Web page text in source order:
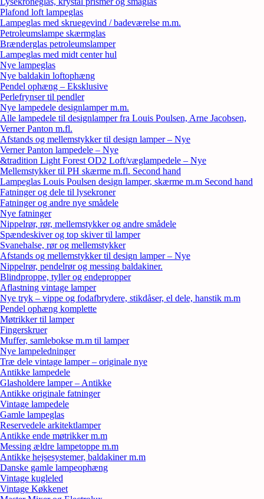
Plafond loft lampeglas
Lampeglas med skruegevind / badeværelse m.m.
Petroleumslampe skærmglas
Brænderglas petroleumslamper
Lampeglas med midt center hul
Nye lampeglas
Nye baldakin loftophæng
Pendel ophæng – Eksklusive
Perlefrynser til pendler
Nye lampedele designlamper m.m.
Alle lampedele til designlamper fra Louis Poulsen, Arne Jacobsen,
Verner Panton m.fl.
Afstands og mellemstykker til design lamper – Nye
Verner Panton lampedele – Nye
&tradition Light Forest OD2 Loft/væglampedele – Nye
Mellemstykker til PH skærme m.fl. Second hand
Lampeglas Louis Poulsen design lamper, skærme m.m Second hand
Fatninger og dele til lysekroner
Fatninger og andre nye smådele
Nye fatninger
Nippelrør, rør, mellemstykker og andre smådele
Spændeskiver og top skiver til lamper
Svanehalse, rør og mellemstykker
Afstands og mellemstykker til design lamper – Nye
Nippelrør, pendelrør og messing baldakiner.
Blindproppe, tyller og endepropper
Aflastning vintage lamper
Nye tryk – vippe og fodafbrydere, stikdåser, el dele, hanstik m.m
Pendel ophæng komplette
Møtrikker til lamper
Fingerskruer
Muffer, samlebokse m.m til lamper
Nye lampeledninger
Træ dele vintage lamper – originale nye
Antikke lampedele
Glasholdere lamper – Antikke
Antikke originale fatninger
Vintage lampedele
Gamle lampeglas
Reservedele arkitektlamper
Antikke ende møtrikker m.m
Messing ældre lampetoppe m.m
Antikke hejsesystemer, baldakiner m.m
Danske gamle lampeophæng
Vintage kugleled
Vintage Køkkenet